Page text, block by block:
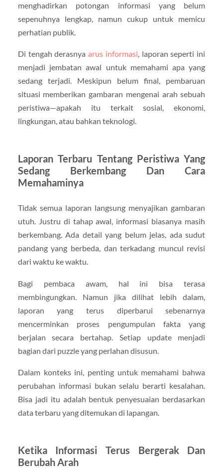
menghadirkan potongan informasi yang belum
sepenuhnya lengkap, namun cukup untuk memicu
perhatian publik.
Di tengah derasnyaarus informasi, laporan seperti ini
menjadi jembatan awal untuk memahami apa yang
sedang terjadi. Meskipun belum final, pembaruan
situasi memberikan gambaran mengenai arah sebuah
peristiwa—apakah itu terkait sosial, ekonomi,
lingkungan, atau bahkan teknologi.
Laporan Terbaru Tentang Peristiwa Yang
Sedang Berkembang Dan Cara
Memahaminya
Tidak semua laporan langsung menyajikan gambaran
utuh. Justru di tahap awal, informasi biasanya masih
berkembang. Ada detail yang belum jelas, ada sudut
pandang yang berbeda, dan terkadang muncul revisi
dari waktu ke waktu.
Bagi pembaca awam, hal ini bisa terasa
membingungkan. Namun jika dilihat lebih dalam,
laporan yang terus diperbarui sebenarnya
mencerminkan proses pengumpulan fakta yang
berjalan secara bertahap. Setiap update menjadi
bagian dari puzzle yang perlahan disusun.
Dalam konteks ini, penting untuk memahami bahwa
perubahan informasi bukan selalu berarti kesalahan.
Bisa jadi itu adalah bentuk penyesuaian berdasarkan
data terbaru yang ditemukan di lapangan.
Ketika Informasi Terus Bergerak Dan
Berubah Arah